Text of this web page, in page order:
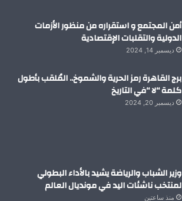
أمن المجتمع و استقراره من منظور الأزمات
الدولية والتقلبات الإقتصادية
ديسمبر 14, 2024
برج القاهرة رمز الحرية والشموخ.. المُلقب بأطول
كلمة “لا “في التاريخ
ديسمبر 20, 2024
وزير الشباب والرياضة يشيد بالأداء البطولي
لمنتخب ناشئات اليد في مونديال العالم
منذ ساعتين